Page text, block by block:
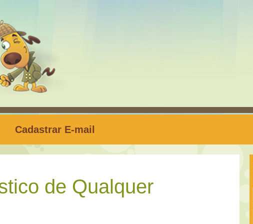
Cadastrar E-mail
de Qualquer